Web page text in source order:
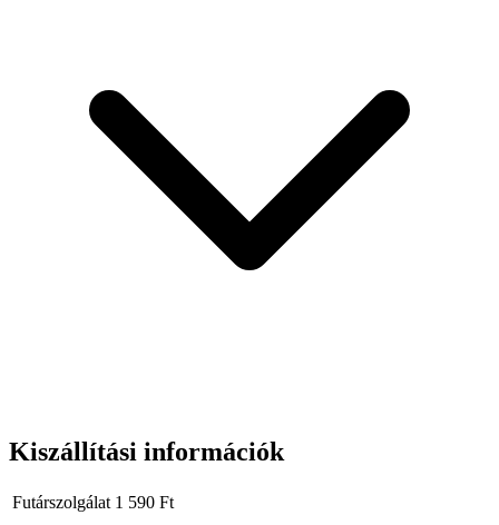
Kiszállítási információk
Futárszolgálat 1 590 Ft